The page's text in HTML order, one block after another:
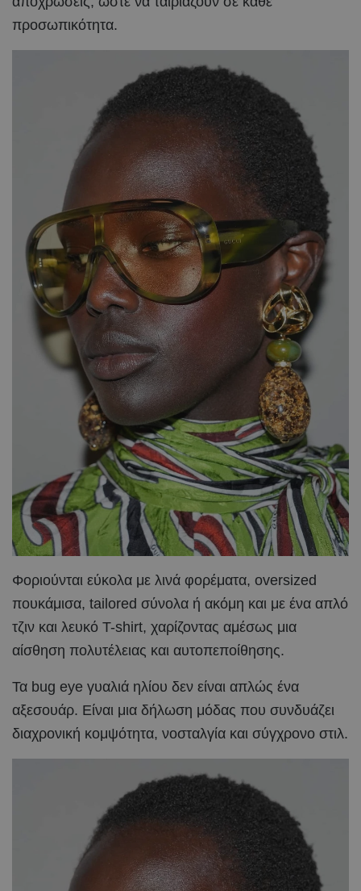
προσωπικότητα.
Φοριούνται εύκολα με λινά φορέματα, oversized
πουκάμισα, tailored σύνολα ή ακόμη και με ένα απλό
τζιν και λευκό T-shirt, χαρίζοντας αμέσως μια
αίσθηση πολυτέλειας και αυτοπεποίθησης.
Τα bug eye γυαλιά ηλίου δεν είναι απλώς ένα
αξεσουάρ. Είναι μια δήλωση μόδας που συνδυάζει
διαχρονική κομψότητα, νοσταλγία και σύγχρονο στιλ.